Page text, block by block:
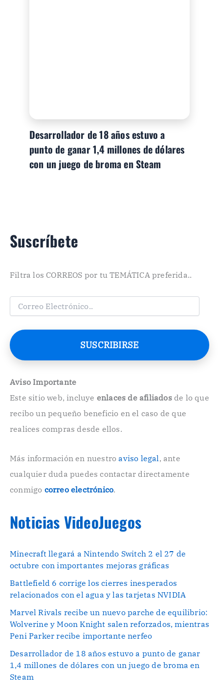
Desarrollador de 18 años estuvo a
punto de ganar 1,4 millones de dólares
con un juego de broma en Steam
Suscríbete
Filtra los CORREOS por tu TEMÁTICA preferida..
C
e
o
e
t
ó
n
o
.
SUSCRIBIRSE
Aviso Importante
Este sitio web, incluye enlaces de afiliadosde lo que
recibo un pequeño beneficio en el caso de que
realices compras desde ellos.
Más información en nuestroaviso legal , ante
cualquier duda puedes contactar directamente
conmigo correo electrónico.
Noticias VideoJuegos
Minecraft llegará a Nintendo Switch 2 el 27 de
octubre con importantes mejoras gráficas
Battlefield 6 corrige los cierres inesperados
relacionados con el agua y las tarjetas NVIDIA
Marvel Rivals recibe un nuevo parche de equilibrio:
Wolverine y Moon Knight salen reforzados, mientras
Peni Parker recibe importante nerfeo
Desarrollador de 18 años estuvo a punto de ganar
1,4 millones de dólares con un juego de broma en
Steam